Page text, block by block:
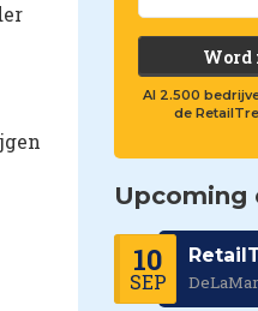
Word
Al 2.500
de
Upcoming
10
SEP